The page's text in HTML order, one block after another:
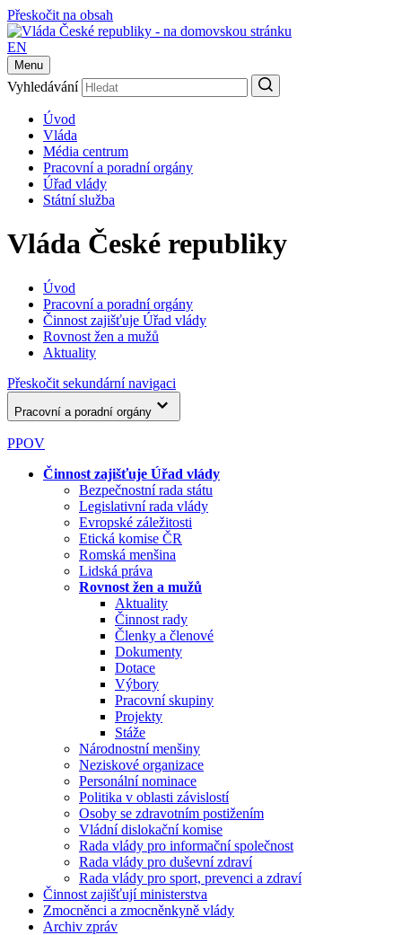
Přeskočit na obsah
EN
Menu
Vyhledávání
Úvod
Vláda
Média centrum
Pracovní a poradní orgány
Úřad vlády
Státní služba
Vláda České republiky
Úvod
Pracovní a poradní orgány
Činnost zajišťuje Úřad vlády
Rovnost žen a mužů
Aktuality
Přeskočit sekundární navigaci
Pracovní a poradní orgány
PPOV
Činnost zajišťuje Úřad vlády
Bezpečnostní rada státu
Legislativní rada vlády
Evropské záležitosti
Etická komise ČR
Romská menšina
Lidská práva
Rovnost žen a mužů
Aktuality
Činnost rady
Členky a členové
Dokumenty
Dotace
Výbory
Pracovní skupiny
Projekty
Stáže
Národnostní menšiny
Neziskové organizace
Personální nominace
Politika v oblasti závislostí
Osoby se zdravotním postižením
Vládní dislokační komise
Rada vlády pro informační společnost
Rada vlády pro duševní zdraví
Rada vlády pro sport, prevenci a zdraví
Činnost zajišťují ministerstva
Zmocněnci a zmocněnkyně vlády
Archiv zpráv